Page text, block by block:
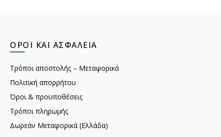
ΌΡΟΙ ΚΑΙ ΑΣΦΆΛΕΙΑ
Τρόποι αποστολής – Μεταφορικά
Πολιτική απορρήτου
Όροι & προϋποθέσεις
Τρόποι πληρωμής
Δωρεάν Μεταφορικά (Ελλάδα)